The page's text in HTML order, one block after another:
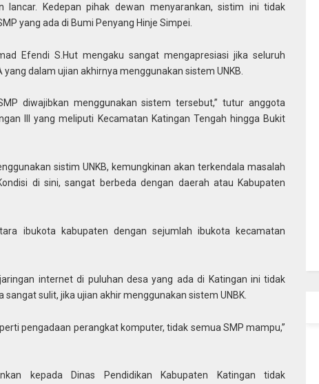
lancar. Kedepan pihak dewan menyarankan, sistim ini tidak
yang ada di Bumi Penyang Hinje Simpei.
Efendi S.Hut mengaku sangat mengapresiasi jika seluruh
dalam ujian akhirnya menggunakan sistem UNKB.
diwajibkan menggunakan sistem tersebut,” tutur anggota
III yang meliputi Kecamatan Katingan Tengah hingga Bukit
sistim UNKB, kemungkinan akan terkendala masalah
di sini, sangat berbeda dengan daerah atau Kabupaten
ibukota kabupaten dengan sejumlah ibukota kecamatan
internet di puluhan desa yang ada di Katingan ini tidak
sulit, jika ujian akhir menggunakan sistem UNBK.
pengadaan perangkat komputer, tidak semua SMP mampu,”
kepada Dinas Pendidikan Kabupaten Katingan tidak